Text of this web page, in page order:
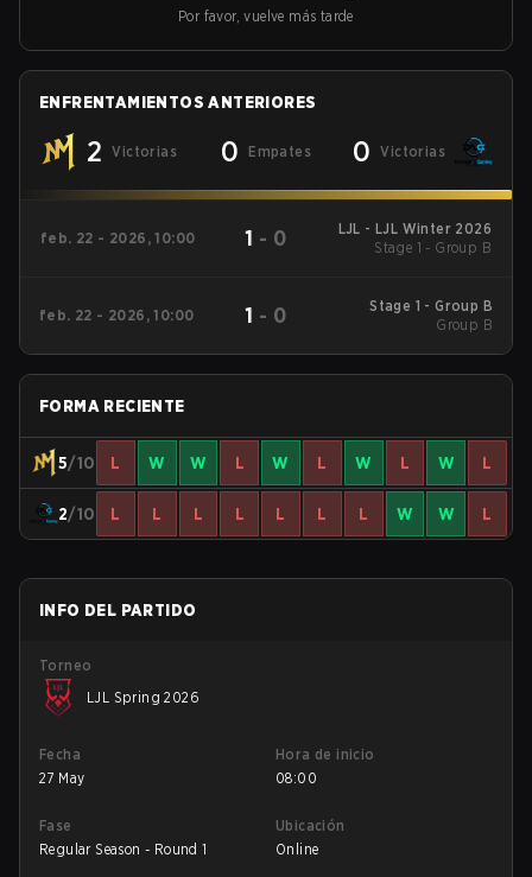
Por favor, vuelve más tarde
ENFRENTAMIENTOS ANTERIORES
2 Victorias 0 Empates 0 Victorias
feb. 22 - 2026, 10:00 1 - 0
LJL - LJL Winter 2026
Stage 1 - Group B
feb. 22 - 2026, 10:00 1 - 0
Stage 1 - Group B
Group B
FORMA RECIENTE
5/10 L W W L W L W L W L
2/10 L L L L L L L W W L
INFO DEL PARTIDO
Torneo
LJL Spring 2026
Fecha
27 May
Hora de inicio
08:00
Fase
Regular Season - Round 1
Ubicación
Online